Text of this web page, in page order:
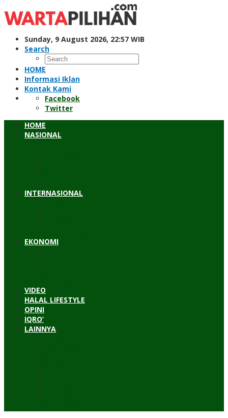
to
content
Sunday, 9 August 2026, 22:57 WIB
Search
HOME
Informasi Iklan
Kontak Kami
Facebook
Twitter
HOME
NASIONAL
INTERNASIONAL
EKONOMI
VIDEO
HALAL LIFESTYLE
OPINI
IQRO’
LAINNYA